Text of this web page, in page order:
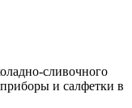
сливочного
и салфетки в